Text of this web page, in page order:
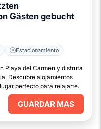
Gästen gebucht
Estacionamiento
Playa del Carmen y disfruta
Descubre alojamientos
perfecto para relajarte.
GUARDAR MAS